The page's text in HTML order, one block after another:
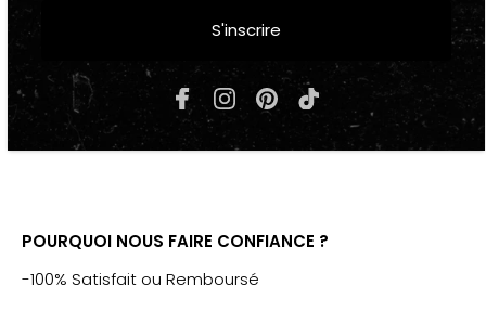
• Fermeture éclair avec 2 curseurs sur le haut
• Dos rembourré avec logo Champion
• Poignées rembourrées en polyester et logo
Champion sur la poignée gauche
S'inscrire
POURQUOI NOUS FAIRE CONFIANCE ?
-100% Satisfait ou Remboursé